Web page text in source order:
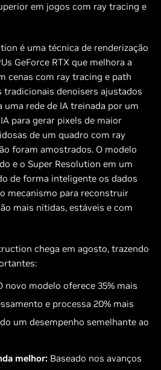
em jogos com ray tracing e
é uma técnica de renderização
GeForce RTX que melhora a
cenas com ray tracing e path
denoisers ajustados
uma rede de IA treinada por um
para gerar pixels de maior
de um quadro com ray
foram amostrados. O modelo
e o Super Resolution em um
de forma inteligente os dados
mecanismo para reconstruir
mais nítidas, estáveis ​​e com
chega em agosto, trazendo
novo modelo oferece 35% mais
e processa 20% mais
um desempenho semelhante ao
melhor: Baseado nos avanços